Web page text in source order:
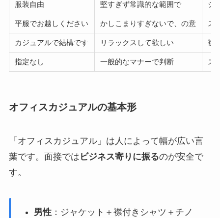
服装自由 堅すぎず常識的な範囲で ジ
平服でお越しください かしこまりすぎないで、の意 ス
カジュアルで結構です リラックスして欲しい 襟
指定なし 一般的なマナーで判断 ス
オフィスカジュアルの基本形
「オフィスカジュアル」は人によって幅が広い言
葉です。面接では ビジネス寄りに振るのが安全で
す。
男性：ジャケット＋襟付きシャツ＋チノ